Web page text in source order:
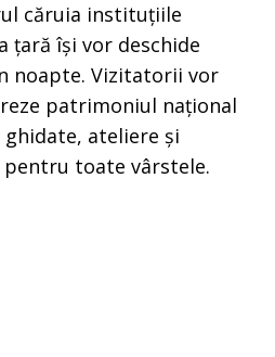
căruia instituțiile
țară își vor deschide
noapte. Vizitatorii vor
patrimoniul național
ateliere și
toate vârstele.